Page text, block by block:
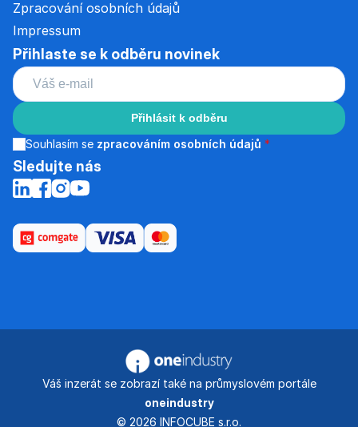
Zpracování osobních údajů
Impressum
Přihlaste se k odběru novinek
Přihlásit k odběru
Souhlasím se zpracováním osobních údajů *
Sledujte nás
Váš inzerát se zobrazí také na průmyslovém portále
oneindustry
© 2026 INFOCUBE s.r.o.